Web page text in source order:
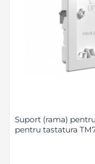
Suport (rama)
pentru tastatura